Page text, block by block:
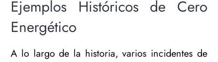
Ejemplos Históricos de Cero
Energético
A lo largo de la historia, varios incidentes de